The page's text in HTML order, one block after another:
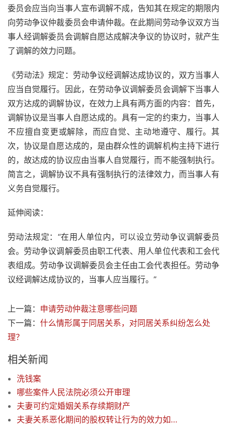
委员会应当向当事人宣布调解不成，告知其在规定的期限内
向劳动争议仲裁委员会申请仲裁。在此期间劳动争议双方当
事人经调解委员会调解自愿达成解决争议的协议时，就产生
了调解的效力问题。
《劳动法》规定：劳动争议经调解达成协议的，双方当事人
应当自觉履行。因此，在劳动争议调解委员会调解下当事人
双方达成的调解协议，在效力上具有两方面的内容：首先，
调解协议是当事人自愿达成的。具有一定的约束力，当事人
不应擅自变更或解除，而应自觉、主动地遵守、履行。其
次，协议是自愿达成的，是由群众性的调解机构主持下进行
的，故达成的协议应由当事人自觉履行，而不能强制执行。
简言之，调解协议不具有强制执行的法律效力，而当事人有
义务自觉履行。
延伸阅读：
劳动法规定：“在用人单位内，可以设立劳动争议调解委员
会。劳动争议调解委员由职工代表、用人单位代表和工会代
表组成。劳动争议调解委员会主任由工会代表担任。劳动争
议经调解达成协议的，当事人应当履行。”
上一篇： 申请劳动仲裁注意哪些问题
下一篇： 什么情形属于同居关系，对同居关系纠纷怎么处
理？
相关新闻
洗钱案
哪些案件人民法院必须公开审理
夫妻可约定婚姻关系存续期财产
夫妻关系恶化期间的股权转让行为的效力如何？